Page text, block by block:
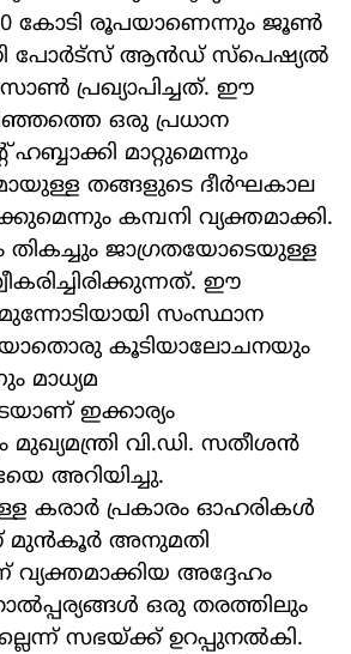
കോടി രൂപയാണെന്നും ജൂൺ
പോർട്സ് ആൻഡ് സ്പെഷ്യൽ
പ്രഖ്യാപിച്ചത്. ഈ
ഒരു പ്രധാന
ഹബ്ബാക്കി മാറ്റുമെന്നും
തങ്ങളുടെ ദീർഘകാല
കമ്പനി വ്യക്തമാക്കി.
തികച്ചും ജാഗ്രതയോടെയുള്ള
ഈ
സംസ്ഥാന
യാതൊരു കൂടിയാലോചനയും
മാധ്യമ
ഇക്കാര്യം
വി.ഡി. സതീശൻ
അറിയിച്ചു.
കരാർ പ്രകാരം ഓഹരികൾ
മുൻകൂർ അനുമതി
അദ്ദേഹം
ഒരു തരത്തിലും
സഭയ്ക്ക് ഉറപ്പുനൽകി.